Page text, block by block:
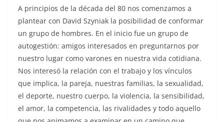
A principios de la década del 80 nos comenzamos a
plantear con David Szyniak la posibilidad de conformar
un grupo de hombres. En el inicio fue un grupo de
autogestión: amigos interesados en preguntarnos por
nuestro lugar como varones en nuestra vida cotidiana.
Nos interesó la relación con el trabajo y los vínculos
que implica, la pareja, nuestras familias, la sexualidad,
el deporte, nuestro cuerpo, la violencia, la sensibilidad,
el amor, la competencia, las rivalidades y todo aquello